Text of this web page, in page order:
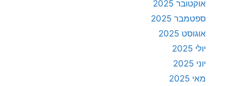
אוקטובר 2025
ספטמבר 2025
אוגוסט 2025
יולי 2025
יוני 2025
מאי 2025